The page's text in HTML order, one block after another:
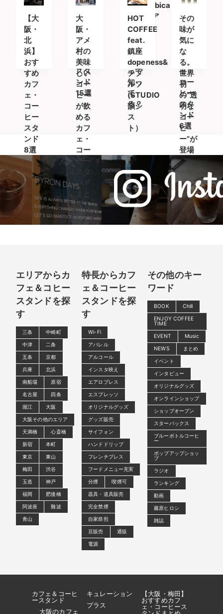
カフ
ェ＆
コー
ヒー
スタ
ンド
おす
すめ
カフ
ェ＆
コー
ヒー
スタ
ンド
15選
「%Arabica
Kyoto(ア
ラビ
カキ
ョウ
ト)」
って
知っ
て
る？
を求
めて
〜 お
すす
めの
カフ
ェ・
コー
ヒー
スタ
ンド
6選
【大
阪・
北
浜】
おす
すめ
カフ
ェ・
コー
ヒー
スタ
ンド
8選
大
阪・
アメ
村の
美味
しい
コー
ヒー
が飲
める
カフ
ェ・
コー
ヒー
スタ
ンド
まと
め
HOT
COFFEE
feat.
鎮座
dopeness&
チプ
ルソ
(STUDIO
韻シ
ス
ト）
その
味が
気に
な
る。
世界
初
の”透
明な
コー
ヒ
ー”が
登場
エリアからカ
フェ＆コヒー
スタンドを探
す
三条
中崎町
中津
二条
五条
京都
兵庫
北浜
南船場
原宿
名古屋
四条
堀江
大阪
大阪その他のエリア
天満橋
心斎橋
新宿
本町
東京
東山
梅田
渋谷
玉造
神戸
福岡
肥後橋
阿波座
難波
青山
特長からカフ
ェ＆コーヒー
スタンドを探
す
Wi-Fi
アパレル
アルコール
インスタ映え
エアロプレス
エスプレッソ
オリジナルグッズ
グッズ販売
サイフォン
ハンドドリップ
フレンチプレス
フードメニュー充実
分煙
喫煙可
器具・道具販売
完全禁煙
自家焙煎
豆販売
通販
電源
その他のキー
ワード
BOOK
Chill
ENJOY COFFEE
TIME
EVENT
Music
NEWS
まとめ
イベント
インタビュー
オリジナルグッズ
オンラインショップ
ショップオープン
スターバックス
ブルーボトルコーヒ
ー
ポップアップショッ
プ
ラジオ
ランキング
動画
藤原ヒロシ
雑誌
カフェ＆コーヒ
ースタンド
大阪のカフェ
キュレーション
プラス
【大阪・梅田】
おすすめカフ
ェ・コーヒース